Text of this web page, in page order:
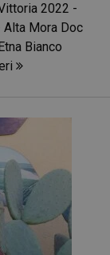
2022 -
Alta Mora Doc
Bianco